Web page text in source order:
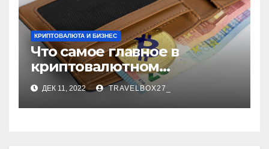
КРИПТОВАЛЮТА И БИЗНЕС
Что самое главное в
криптовалютном
кошельке?
ДЕК 11, 2022 TRAVELBOX27_